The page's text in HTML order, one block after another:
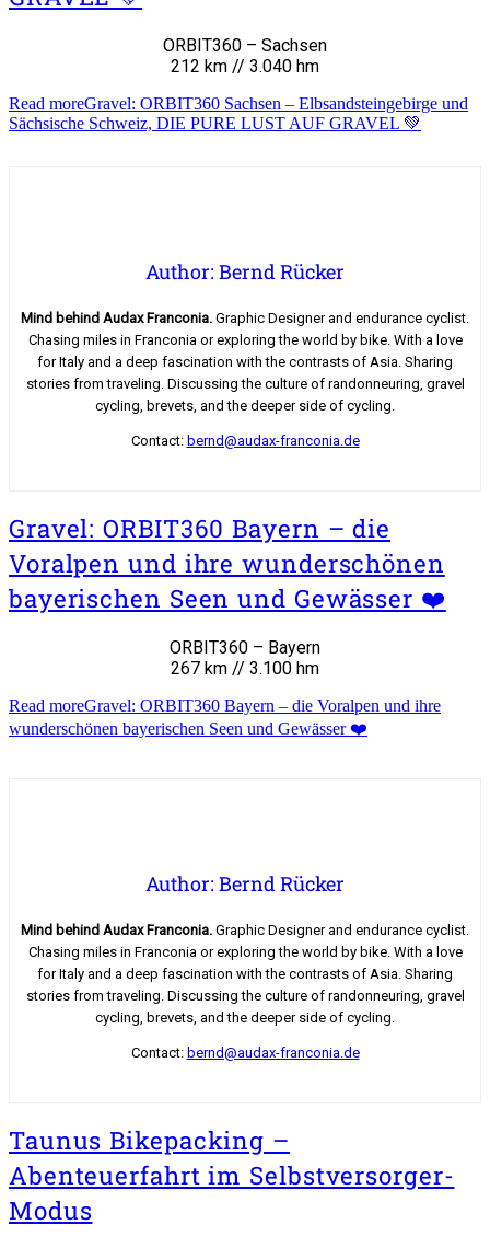
ORBIT360 – Sachsen
212 km // 3.040 hm
Read moreGravel: ORBIT360 Sachsen – Elbsandsteingebirge und
Sächsische Schweiz, DIE PURE LUST AUF GRAVEL 💚
Author: Bernd Rücker
Mind behind Audax Franconia. Graphic Designer and endurance cyclist.
Chasing miles in Franconia or exploring the world by bike. With a love
for Italy and a deep fascination with the contrasts of Asia. Sharing
stories from traveling. Discussing the culture of randonneuring, gravel
cycling, brevets, and the deeper side of cycling.
Contact: bernd@audax-franconia.de
Gravel: ORBIT360 Bayern – die
Voralpen und ihre wunderschönen
bayerischen Seen und Gewässer ❤️
ORBIT360 – Bayern
267 km // 3.100 hm
Read moreGravel: ORBIT360 Bayern – die Voralpen und ihre
wunderschönen bayerischen Seen und Gewässer ❤️
Author: Bernd Rücker
Mind behind Audax Franconia. Graphic Designer and endurance cyclist.
Chasing miles in Franconia or exploring the world by bike. With a love
for Italy and a deep fascination with the contrasts of Asia. Sharing
stories from traveling. Discussing the culture of randonneuring, gravel
cycling, brevets, and the deeper side of cycling.
Contact: bernd@audax-franconia.de
Taunus Bikepacking –
Abenteuerfahrt im Selbstversorger-
Modus